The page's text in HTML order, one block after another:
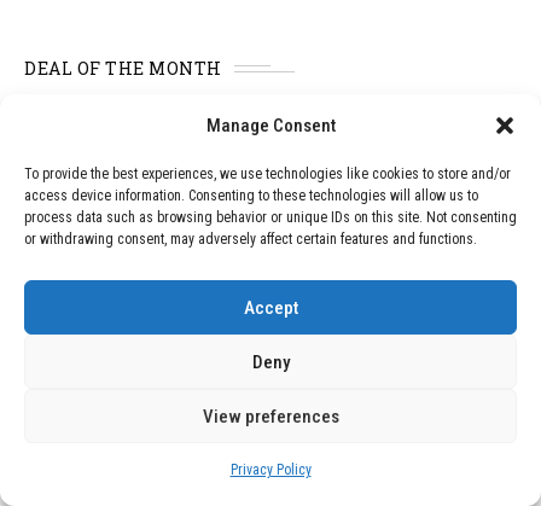
Manage Consent
To provide the best experiences, we use technologies like cookies to store and/or
access device information. Consenting to these technologies will allow us to
process data such as browsing behavior or unique IDs on this site. Not consenting
or withdrawing consent, may adversely affect certain features and functions.
Accept
Deny
View preferences
Privacy Policy
DEAL OF THE MONTH
December 24, 2025
grabación cómo añadir 400 km de rango
en apenas 5 minutos de carga
02 TECNOLOGÍA February 9, 2026
Motor de 800 W, rango de 45 km y
ruedas todo terreno: este scooter cuesta
solo 300 euros y representa una
December 24, 2025